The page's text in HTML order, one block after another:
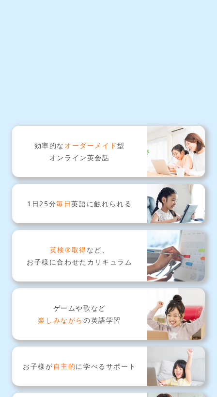
効率的な オーダーメイド型
オンライン英会話
1日25分毎日英語に触れられる
英検®取得など、
お子様に合わせたカリキュラム
ゲームや歌など
楽しみながらの英語学習
お子様が 自主的に学べるサポート